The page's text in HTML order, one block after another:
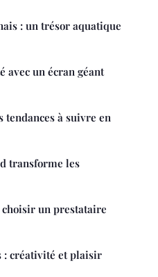
: un trésor aquatique
avec un écran géant
tendances à suivre en
transforme les
un prestataire
: créativité et plaisir